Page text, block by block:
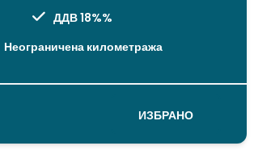
ДДВ 18%%
Неограничена километража
ИЗБРАНО